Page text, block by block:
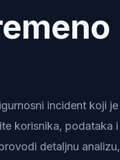
incident koji je
korisnika, podataka i
detaljnu analizu,